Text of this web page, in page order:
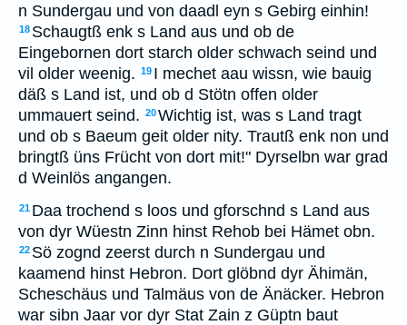
n Sundergau und von daadl eyn s Gebirg einhin!
18 Schaugtß enk s Land aus und ob de
Eingebornen dort starch older schwach seind und
vil older weenig. 19 I mechet aau wissn, wie bauig
däß s Land ist, und ob d Stötn offen older
ummauert seind. 20Wichtig ist, was s Land tragt
und ob s Baeum geit older nity. Trautß enk non und
bringtß üns Frücht von dort mit!" Dyrselbn war grad
d Weinlös angangen.
21 Daa trochend s loos und gforschnd s Land aus
von dyr Wüestn Zinn hinst Rehob bei Hämet obn.
22 Sö zognd zeerst durch n Sundergau und
kaamend hinst Hebron. Dort glöbnd dyr Ähimän,
Scheschäus und Talmäus von de Änäcker. Hebron
war sibn Jaar vor dyr Stat Zain z Güptn baut